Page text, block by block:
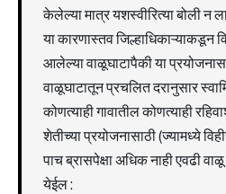
केलेल्या मात्र यशस्वीरित्या बोली न
या कारणास्तव जिल्हाधिकाऱ्याकडून
आलेल्या वाळूघाटापैकी या
वाळूघाटातून प्रचलित दरानुसार
कोणत्याही गावातील कोणत्याही
शेतीच्या प्रयोजनासाठी (ज्यामध्ये
पाच ब्रासपेक्षा अधिक नाही एवढी
येईल :